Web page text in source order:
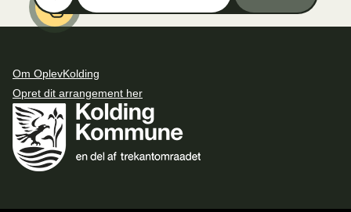
Om OplevKolding
Opret dit arrangement her